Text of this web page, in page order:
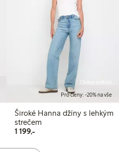
Pro členy: -20% na vše
Široké Hanna džíny s lehkým
strečem
1 199,-1 199,00 Kč